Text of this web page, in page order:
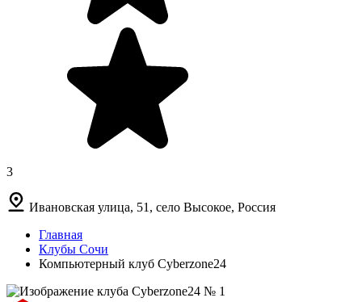
3
Ивановская улица, 51, село Высокое, Россия
Главная
Клубы Сочи
Компьютерный клуб Cyberzone24